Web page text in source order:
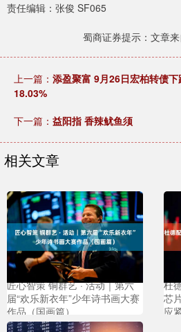
责任编辑：张俊 SF065
蜀商证券提示：文章
上一篇： 添盈聚富 9月26日宏柏转债
18.03%
下一篇： 益阳指 香辣鱿鱼须
相关文章
匠心智策 铜群艺 · 活动｜第六
届“欢乐新衣年”少年诗书画大赛
作品（国画篇）
杜
芯
应